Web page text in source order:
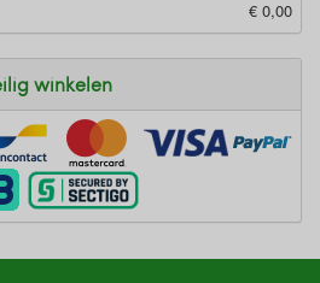
€ 0,00
winkelen